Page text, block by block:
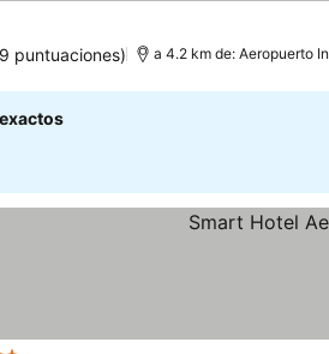
puntuaciones) a 4.2 km de: Aeropuerto